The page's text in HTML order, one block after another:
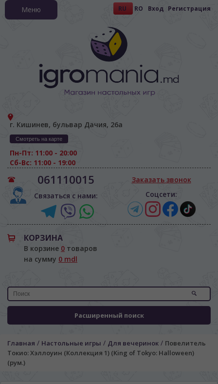
RU RO Вход Регистрация
г. Кишинев, бульвар Дачия, 26а
Смотреть на карте
Пн-Пт: 11:00 - 20:00
Сб-Вс: 11:00 - 19:00
061110015
Связаться с нами:
Заказать звонок
Соцсети:
КОРЗИНА
В корзине 0 товаров
на сумму 0 mdl
Расширенный поиск
Меню
Главная / Настольные игры / Для вечеринок / Повелитель
Токио: Хэллоуин (Коллекция 1) (King of Tokyo: Halloween)
(рум.)